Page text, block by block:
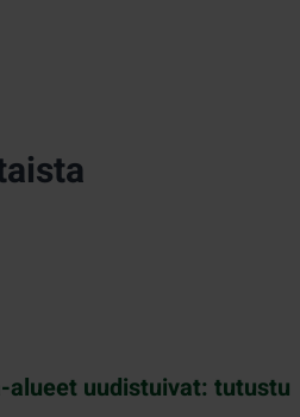
alueet uudistuivat: tutustu